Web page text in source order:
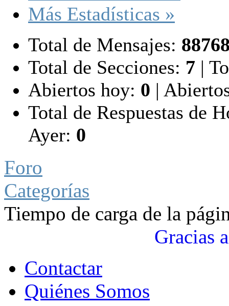
Más Estadísticas »
Total de Mensajes:
Total de Secciones: 7 |
Abiertos hoy: 0 |
Total de Respuestas de
Ayer: 0
Foro
Categorías
Tiempo de carga de la
Gracias a
Contactar
Quiénes Somos